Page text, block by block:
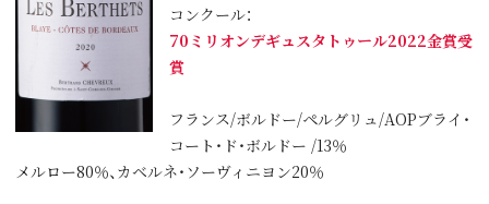
コンクール：
70ミリオンデギュスタトゥール2022金賞受
賞
フランス/ボルドー/ペルグリュ/AOPブライ・
コート・ド・ボルドー /13％
メルロー80％、カベルネ・ソーヴィニヨン20％